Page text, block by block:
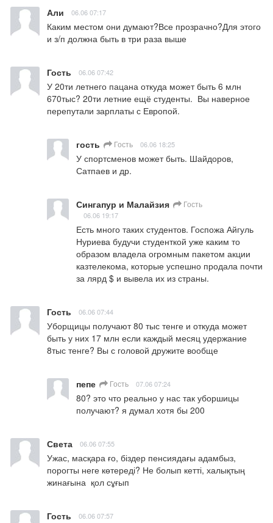
Али 06.06 07:17
Каким местом они думают?Все прозрачно?Для этого
и з/п должна быть в три раза выше
Гость 06.06 07:42
У 20ти летнего пацана откуда может быть 6 млн
670тыс? 20ти летние ещё студенты.  Вы наверное
перепутали зарплаты с Европой.
гость Гость 06.06 18:25
У спортсменов может быть. Шайдоров,
Сатпаев и др.
Сингапур и Малайзия Гость
06.06 19:17
Есть много таких студентов. Госпожа Айгуль
Нуриева будучи студенткой уже каким то
образом владела огромным пакетом акции
казтелекома, которые успешно продала почти
за лярд $ и вывела их из страны.
Гость 06.06 07:44
Уборщицы получают 80 тыс тенге и откуда может
быть у них 17 млн если каждый месяц удержание
8тыс тенге? Вы с головой дружите вообще
пепе Гость 07.06 07:24
80? это что реально у нас так уборшицы
получают? я думал хотя бы 200
Света 06.06 07:55
Ужас, масқара ғо, біздер пенсиядағы адамбыз,
порогты неге көтереді? Не болып кетті, халықтың
жинағына  қол сұғып
Гость 06.06 07:57